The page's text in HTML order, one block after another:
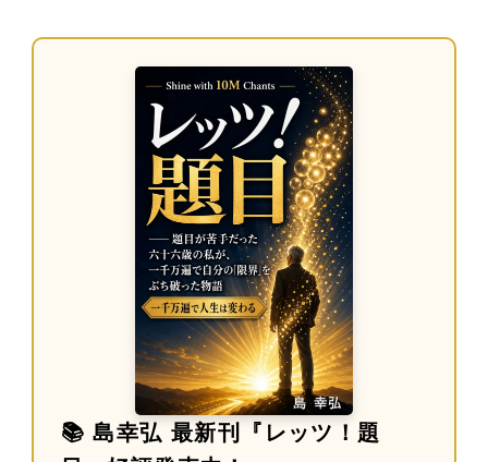
📚 島幸弘 最新刊『レッツ！題